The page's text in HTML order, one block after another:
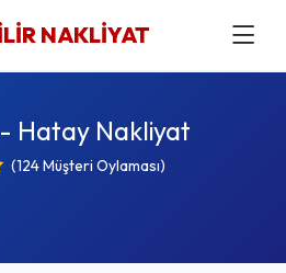
NAKLİYAT
Hatay Nakliyat
(124 Müşteri Oylaması)